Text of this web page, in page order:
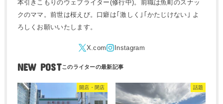
本引きこもりのウェブライター(修行中)。前職は魚町のスナッ
クのママ。前世は桜えび。口癖は｢激しく｣｢かたじけない｣ よ
ろしくお願いいたします。
NEW POST
開店・閉店 話題